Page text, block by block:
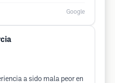
Google
a sido mala peor en